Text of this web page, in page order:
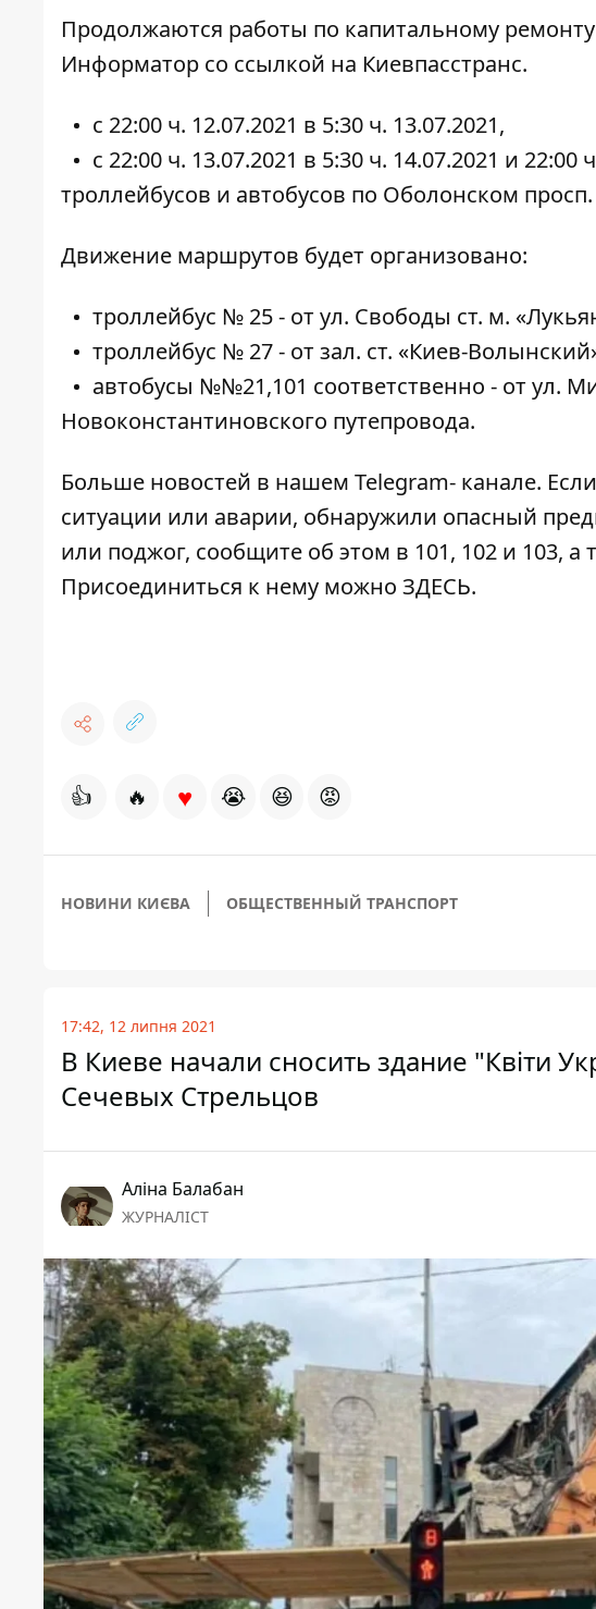
Продолжаются работы по капитальному
Информатор со ссылкой на Киевпасстранс.
с 22:00 ч. 12.07.2021 в 5:30 ч. 13.07.2021,
с 22:00 ч. 13.07.2021 в 5:30 ч. 14.07.2021 и
троллейбусов и автобусов по Оболонском
Движение маршрутов будет организовано:
троллейбус № 25 - от ул. Свободы ст. м.
троллейбус № 27 - от зал. ст. «Киев-
автобусы №№21,101 соответственно - от ул.
Новоконстантиновского путепровода.
Больше новостей в нашем Telegram- канале.
ситуации или аварии, обнаружили опасный
или поджог, сообщите об этом в 101, 102 и 103,
Присоединиться к нему можно ЗДЕСЬ.
👍 🔥 ♥ 😭 😆 😡
НОВИНИ КИЄВА ОБЩЕСТВЕННЫЙ ТРАНСПОРТ
17:42, 12 липня 2021
В Киеве начали сносить здание "Квіти
Сечевых Стрельцов
Аліна Балабан
ЖУРНАЛІСТ